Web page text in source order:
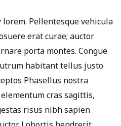
Pellentesque vehicula
erat curae; auctor
porta montes. Congue
habitant tellus justo
Phasellus nostra
cras sagittis,
risus nibh sapien